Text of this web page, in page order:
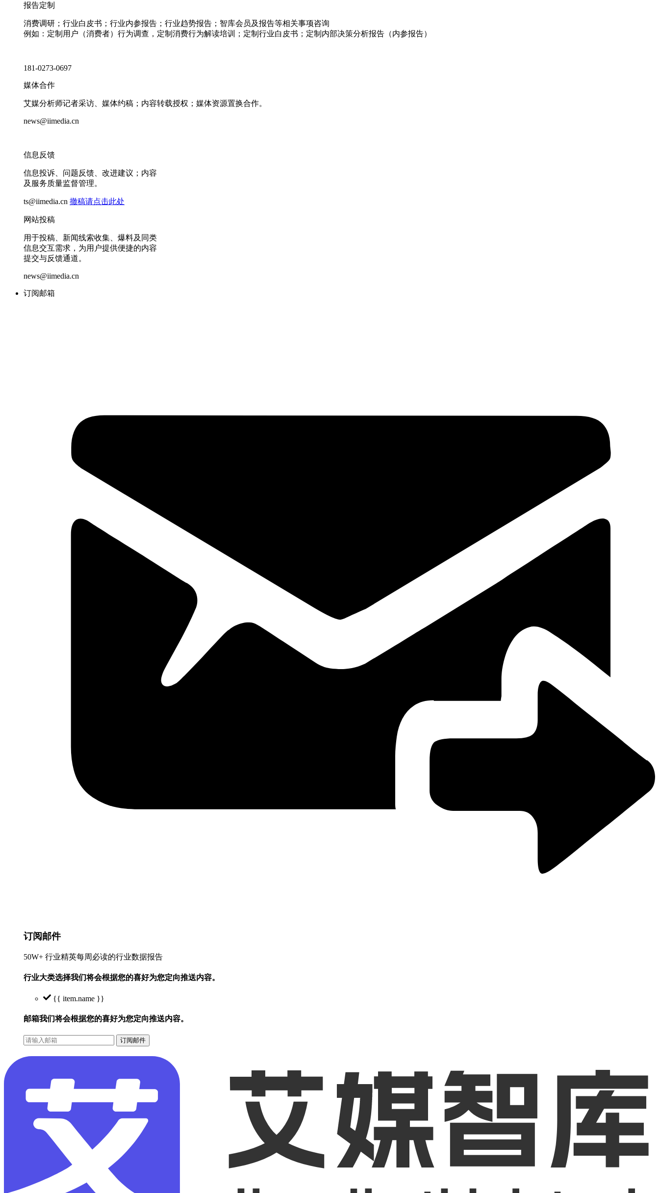
报告定制
消费调研；行业白皮书；行业内参报告；行业趋势报告；智库会员及报告等相关事项咨询
例如：定制用户（消费者）行为调查，定制消费行为解读培训；定制行业白皮书；定制内部决策分析报告（内参报告）
181-0273-0697
媒体合作
艾媒分析师记者采访、媒体约稿；内容转载授权；媒体资源置换合作。
news@iimedia.cn
信息反馈
信息投诉、问题反馈、改进建议；内容
及服务质量监督管理。
ts@iimedia.cn 撤稿请点击此处
网站投稿
用于投稿、新闻线索收集、爆料及同类
信息交互需求，为用户提供便捷的内容
提交与反馈通道。
news@iimedia.cn
订阅邮箱
订阅邮件
50W+ 行业精英每周必读的行业数据报告
行业大类选择我们将会根据您的喜好为您定向推送内容。
{{ item.name }}
邮箱我们将会根据您的喜好为您定向推送内容。
订阅邮件